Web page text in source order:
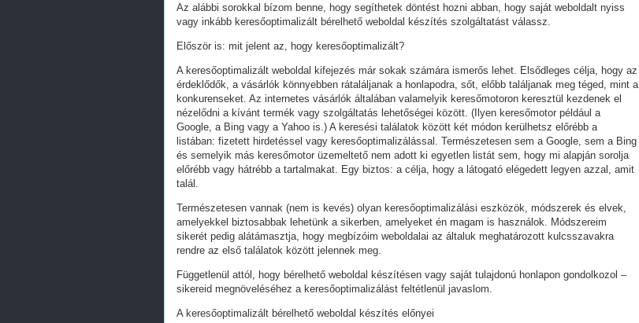
Az alábbi sorokkal bízom benne, hogy segíthetek döntést hozni abban, hogy saját weboldalt nyiss
vagy inkább keresőoptimalizált bérelhető weboldal készítés szolgáltatást válassz.
Először is: mit jelent az, hogy keresőoptimalizált?
A keresőoptimalizált weboldal kifejezés már sokak számára ismerős lehet. Elsődleges célja, hogy az
érdeklődők, a vásárlók könnyebben rátaláljanak a honlapodra, sőt, előbb találjanak meg téged, mint a
konkurenseket. Az internetes vásárlók általában valamelyik keresőmotoron keresztül kezdenek el
nézelődni a kívánt termék vagy szolgáltatás lehetőségei között. (Ilyen keresőmotor például a
Google, a Bing vagy a Yahoo is.) A keresési találatok között két módon kerülhetsz előrébb a
listában: fizetett hirdetéssel vagy keresőoptimalizálással. Természetesen sem a Google, sem a Bing
és semelyik más keresőmotor üzemeltető nem adott ki egyetlen listát sem, hogy mi alapján sorolja
előrébb vagy hátrébb a tartalmakat. Egy biztos: a célja, hogy a látogató elégedett legyen azzal, amit
talál.
Természetesen vannak (nem is kevés) olyan keresőoptimalizálási eszközök, módszerek és elvek,
amelyekkel biztosabbak lehetünk a sikerben, amelyeket én magam is használok. Módszereim
sikerét pedig alátámasztja, hogy megbízóim weboldalai az általuk meghatározott kulcsszavakra
rendre az első találatok között jelennek meg.
Függetlenül attól, hogy bérelhető weboldal készítésen vagy saját tulajdonú honlapon gondolkozol –
sikereid megnöveléséhez a keresőoptimalizálást feltétlenül javaslom.
A keresőoptimalizált bérelhető weboldal készítés előnyei